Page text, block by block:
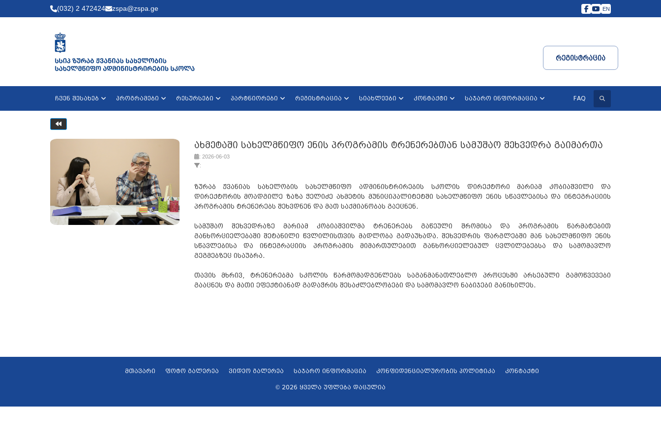
(032) 2 472424 zspa@zspa.ge EN
Რეგისტრაცია
ჩვენ შესახებ პროგრამები რესურსები პარტნიორები რეგისტრაცია სიახლეები კონტაქტი საჯარო ინფორმაცია FAQ
ძიება
ახმეტაში სახელმწიფო ენის პროგრამის ტრენერებთან სამუშაო შეხვედრა გაიმართა
: 2026-06-03
:
ზურაბ ჟვანიას სახელობის სახელმწიფო ადმინისტრირების სკოლის დირექტორი მარიამ კობიაშვილი და
დირექტორის მოადგილე ზაზა ჭელიძე ახმეტის მუნიციპალიტეტში სახელმწიფო ენის სწავლებისა და ინტეგრაციის
პროგრამის ტრენერებს შეხვდნენ და მათ საქმიანობას გაეცნენ.
სამუშაო შეხვედრაზე მარიამ კობიაშვილმა ტრენერებს გაწეული შრომისა და პროგრამის წარმატებით
განხორციელებაში შეტანილი წვლილისთვის მადლობა გადაუხადა. შეხვედრის ფარგლებში მან სახელმწიფო ენის
სწავლებისა და ინტეგრაციის პროგრამის მიმართულებით განხორციელებულ ცვლილებებსა და სამომავლო
გეგმებზეც ისაუბრა.
თავის მხრივ, ტრენერებმა სკოლის წარმომადგენლებს საგანმანათლებლო პროცესში არსებული გამოწვევები
გააცნეს და მათი ეფექტიანად გადაჭრის შესაძლებლობები და სამომავლო ნაბიჯები განიხილეს.
მთავარი ფოტო გალერეა ვიდეო გალერეა საჯარო ინფორმაცია კონფიდენციალურობის პოლიტიკა კონტაქტი
© 2026 ყველა უფლება დაცულია